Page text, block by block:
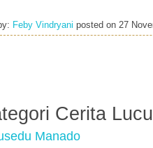
Feby Vindryani posted on 27
Cerita Lucu
Manado